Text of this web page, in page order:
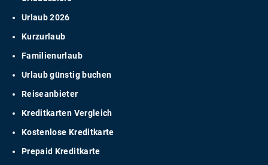
Urlaub 2026
Kurzurlaub
Familienurlaub
Urlaub günstig buchen
Reiseanbieter
Kreditkarten Vergleich
Kostenlose Kreditkarte
Prepaid Kreditkarte